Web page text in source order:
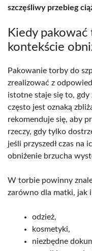
szczęśliwy przebieg
Kiedy
kontekście
Pakowanie torby do
zrealizować z
istotne staje się to, gdy
często jest oznaką
rekomenduje się, aby
rzeczy, gdy tylko
jeśli przyszedł czas na
obniżenie brzucha
W torbie powinny
zarówno dla matki, jak
odzież,
kosmetyki,
niezbędne